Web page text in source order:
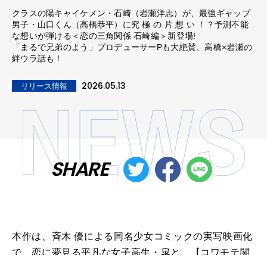
クラスの陽キャイケメン・石崎（岩瀬洋志）が、最強ギャップ
男子・山口くん（高橋恭平）に究 極 の 片 想 い ！？予測不能
な想いが弾ける＜恋の三角関係 石崎編＞新登場!
「まるで兄弟のよう」プロデューサーPも大絶賛、高橋×岩瀬の
絆ウラ話も！
リリース情報 2026.05.13
SHARE
本作は、斉木 優による同名少女コミックの実写映画化
で、恋に夢見る平凡な女子高生・皐と、【コワモテ関